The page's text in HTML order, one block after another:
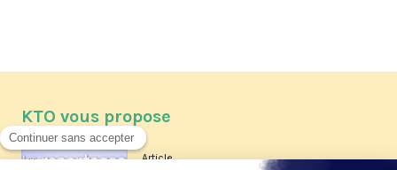
KTO vous propose
Article